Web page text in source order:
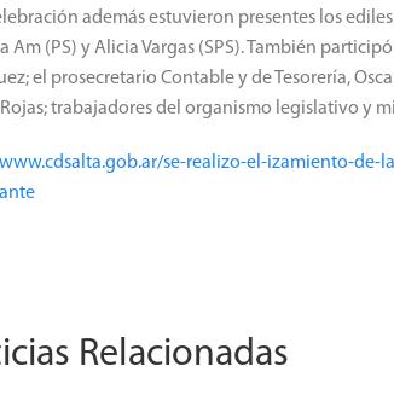
además estuvieron presentes los
Am (PS) y Alicia Vargas (SPS).También
el prosecretario Contable y de Tesorería,
trabajadores del organismo legislativo y
se-realizo-el-izamiento-de-
Relacionadas